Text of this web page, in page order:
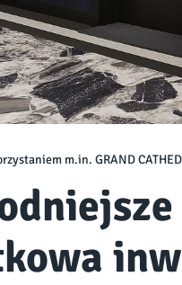
m.in. GRAND